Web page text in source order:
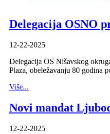
Delegacija OSNO
12-22-2025
Delegacija OS Nišavskog
Plaza, obeležavanju 80 godina
Više...
Novi mandat
12-22-2025